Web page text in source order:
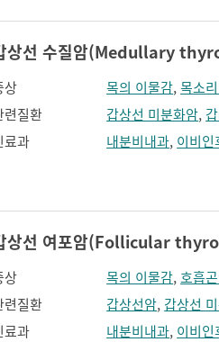
상선 수질암(Medullary
상 목의 이물감,목소
련질환
갑상선 미분화암,
료과
내분비내과, 이비인
상선 여포암(Follicular
상 목의 이물감,호흡
련질환
갑상선암, 갑상선
료과
내분비내과, 이비인